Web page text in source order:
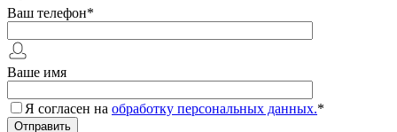
Ваш телефон*
Ваше имя
Я согласен на обработку персональных данных.*